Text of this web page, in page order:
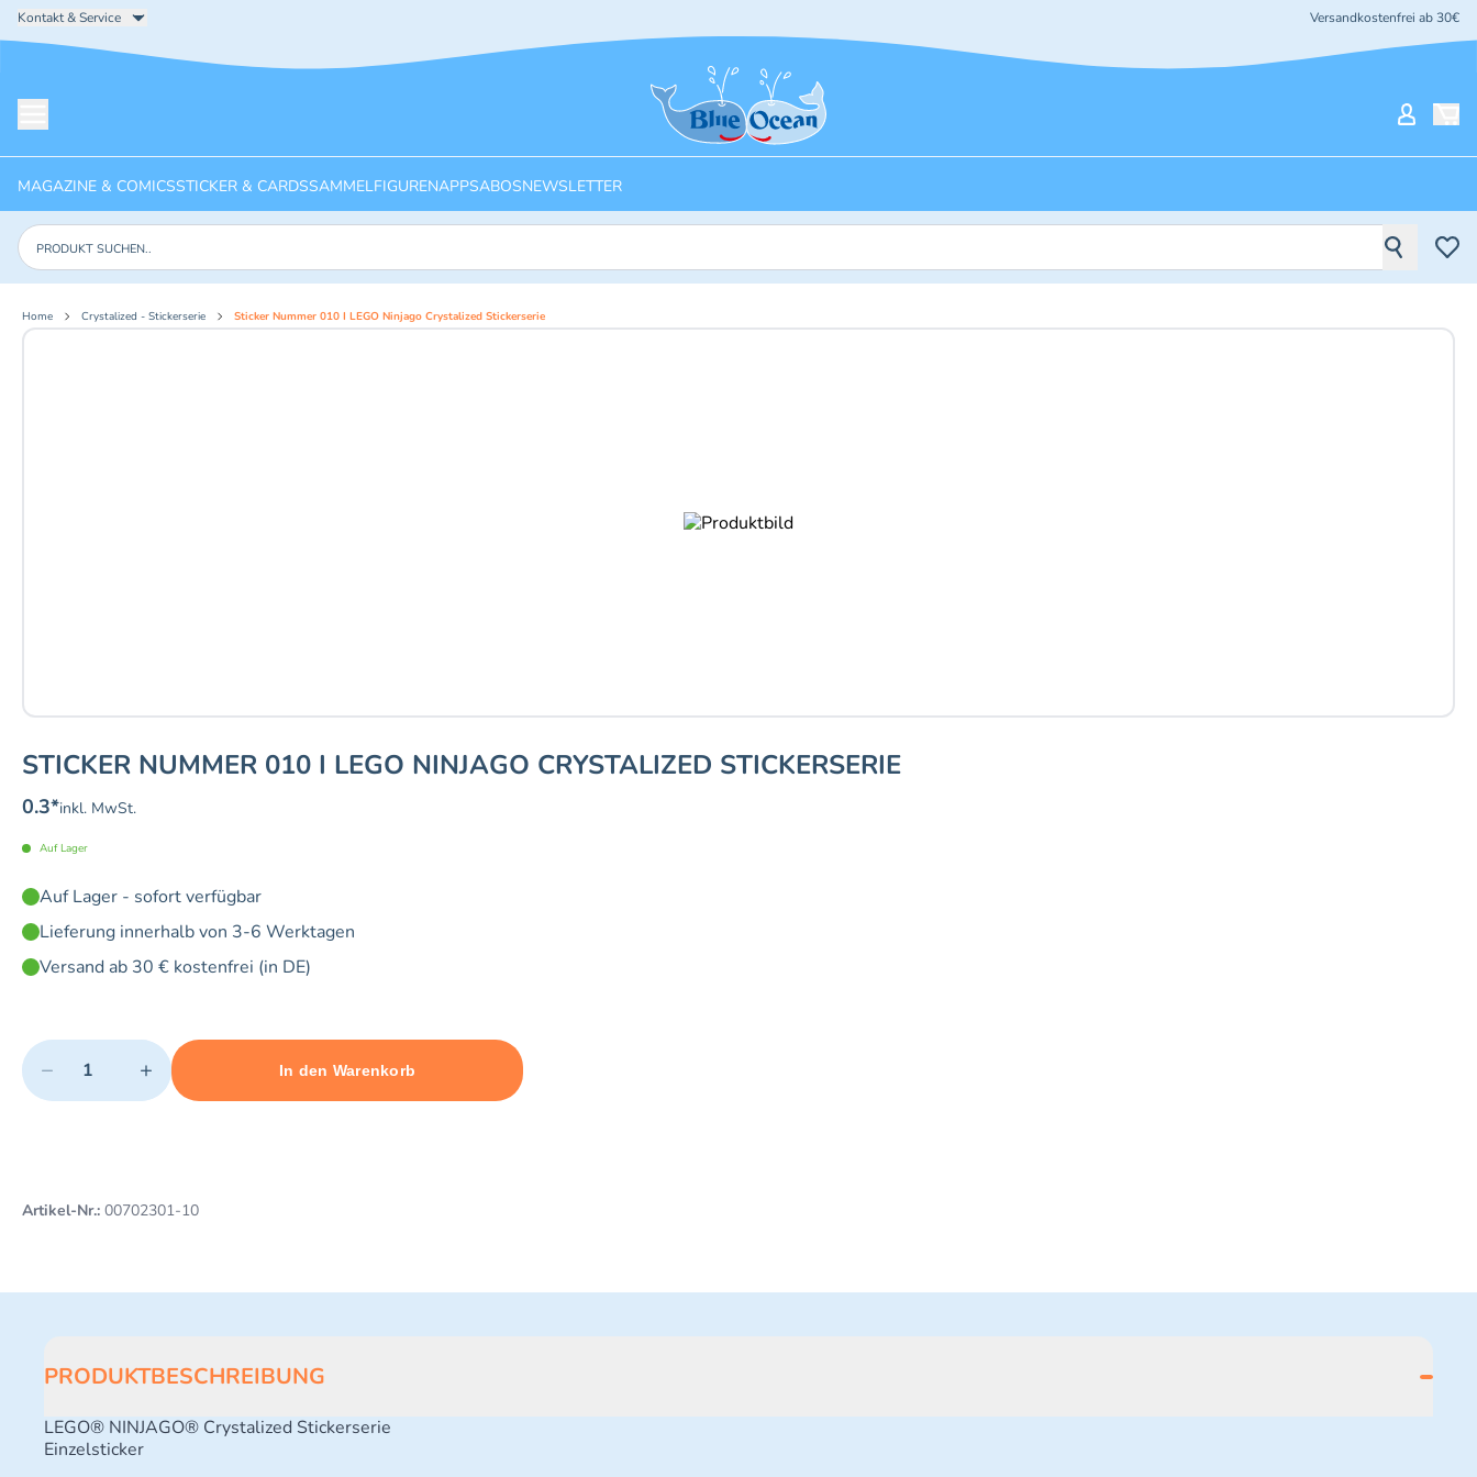
Kontakt & Service Versandkostenfrei ab 30€
Startseite
MAGAZINE & COMICSSTICKER & CARDSSAMMELFIGURENAPPSABOSNEWSLETTER
Produkte suchen
Home Crystalized - Stickerserie Sticker Nummer 010 I LEGO Ninjago Crystalized Stickerserie
STICKER NUMMER 010 I LEGO NINJAGO CRYSTALIZED STICKERSERIE
0.3*inkl. MwSt.
Auf Lager
Auf Lager - sofort verfügbar
Lieferung innerhalb von 3-6 Werktagen
Versand ab 30 € kostenfrei (in DE)
Quantity
− +
Minimum quantity: 1 Maximum quantity: 3
In den Warenkorb
Add 1 item to cart
Artikel-Nr.: 00702301-10
PRODUKTBESCHREIBUNG
LEGO® NINJAGO® Crystalized Stickerserie
Einzelsticker